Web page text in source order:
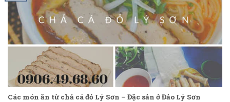
Các món ăn từ chả cá đỏ Lý Sơn – Đặc sản ở Đảo Lý Sơn